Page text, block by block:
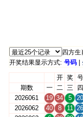
四方生
开奖结果显示方式: 号码
开 奖 号
期数
一 二 三 四
2026061
19 34 5 20
2026062
40 8 11 26